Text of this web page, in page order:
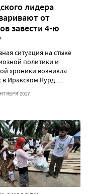
лидера
от
завести 4-ю
ситуация на стыке
политики и
хроники возникла
в Иракском Курд......